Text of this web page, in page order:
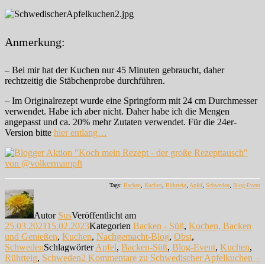
Anmerkung:
– Bei mir hat der Kuchen nur 45 Minuten gebraucht, daher
rechtzeitig die Stäbchenprobe durchführen.
– Im Originalrezept wurde eine Springform mit 24 cm Durchmesser
verwendet. Habe ich aber nicht. Daher habe ich die Mengen
angepasst und ca. 20% mehr Zutaten verwendet. Für die 24er-
Version bitte hier entlang…
Tags: Backen Kuchen Rührteig Apfel Schweden Blog-Event
Autor SusVeröffentlicht am
25.03.202115.02.2023Kategorien Backen - Süß, Kochen, Backen
und Genießen, Kuchen, Nachgemacht-Blog, Obst,
SchwedenSchlagwörterApfel, Backen-Süß, Blog-Event, Kuchen,
Rührteig, Schweden2 Kommentare zu Schwedischer Apfelkuchen –